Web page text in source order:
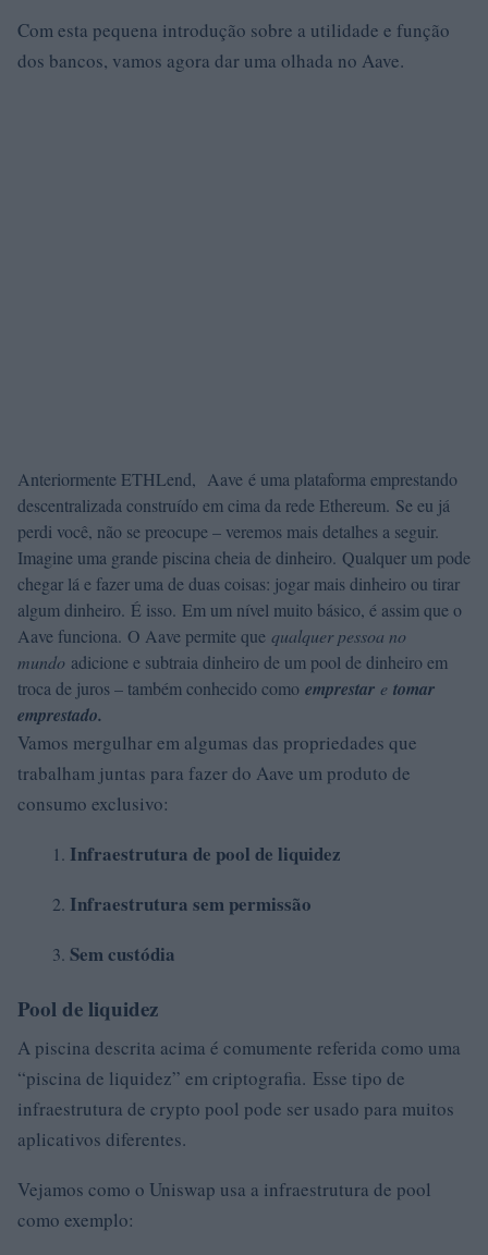
Com esta pequena introdução sobre a utilidade e função
dos bancos, vamos agora dar uma olhada no Aave.
Anteriormente ETHLend, Aave é uma plataforma emprestando
descentralizada construído em cima da rede Ethereum. Se eu já
perdi você, não se preocupe – veremos mais detalhes a seguir.
Imagine uma grande piscina cheia de dinheiro. Qualquer um pode
chegar lá e fazer uma de duas coisas: jogar mais dinheiro ou tirar
algum dinheiro. É isso. Em um nível muito básico, é assim que o
Aave funciona. O Aave permite que qualquer pessoa no
mundo adicione e subtraia dinheiro de um pool de dinheiro em
troca de juros – também conhecido como emprestar e tomar
emprestado.
Vamos mergulhar em algumas das propriedades que
trabalham juntas para fazer do Aave um produto de
consumo exclusivo:
Infraestrutura de pool de liquidez
Infraestrutura sem permissão
Sem custódia
Pool de liquidez
A piscina descrita acima é comumente referida como uma
“piscina de liquidez” em criptografia. Esse tipo de
infraestrutura de crypto pool pode ser usado para muitos
aplicativos diferentes.
Vejamos como o Uniswap usa a infraestrutura de pool
como exemplo: